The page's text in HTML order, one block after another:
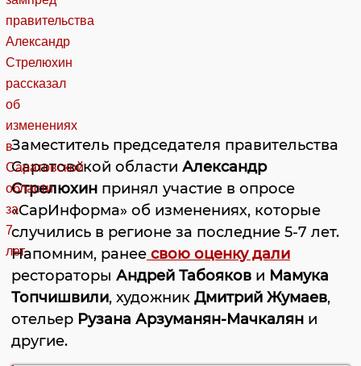
Заместитель председателя правительства
Саратовской области Александр
Стрелюхин принял участие в опросе
«СарИнформа» об изменениях, которые
случились в регионе за последние 5-7 лет.
Напомним, ранее свою оценку дали
рестораторы Андрей Табояков и Мамука
Топчишвили, художник Дмитрий Жумаев,
отельер Рузана Арзуманян-Мачкалян и
другие.